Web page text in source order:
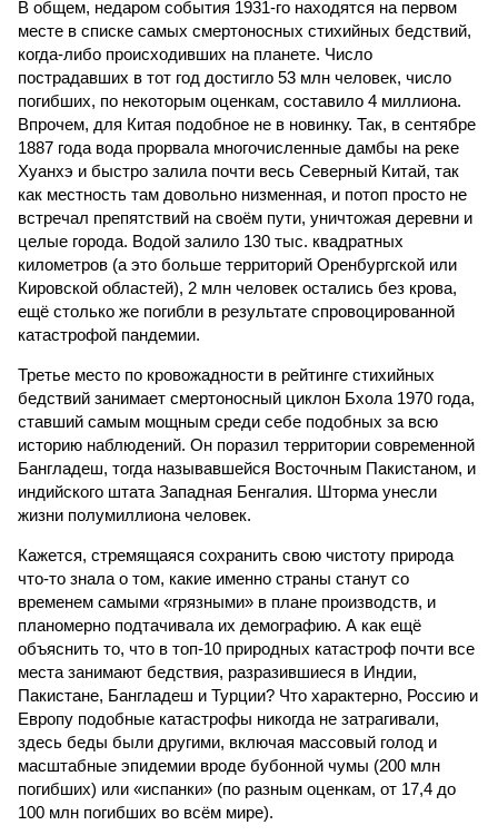
В общем, недаром события 1931-го находятся на первом
месте в списке самых смертоносных стихийных бедствий,
когда-либо происходивших на планете. Число
пострадавших в тот год достигло 53 млн человек, число
погибших, по некоторым оценкам, составило 4 миллиона.
Впрочем, для Китая подобное не в новинку. Так, в сентябре
1887 года вода прорвала многочисленные дамбы на реке
Хуанхэ и быстро залила почти весь Северный Китай, так
как местность там довольно низменная, и потоп просто не
встречал препятствий на своём пути, уничтожая деревни и
целые города. Водой залило 130 тыс. квадратных
километров (а это больше территорий Оренбургской или
Кировской областей), 2 млн человек остались без крова,
ещё столько же погибли в результате спровоцированной
катастрофой пандемии.
Третье место по кровожадности в рейтинге стихийных
бедствий занимает смертоносный циклон Бхола 1970 года,
ставший самым мощным среди себе подобных за всю
историю наблюдений. Он поразил территории современной
Бангладеш, тогда называвшейся Восточным Пакистаном, и
индийского штата Западная Бенгалия. Шторма унесли
жизни полумиллиона человек.
Кажется, стремящаяся сохранить свою чистоту природа
что-то знала о том, какие именно страны станут со
временем самыми «грязными» в плане производств, и
планомерно подтачивала их демографию. А как ещё
объяснить то, что в топ-10 природных катастроф почти все
места занимают бедствия, разразившиеся в Индии,
Пакистане, Бангладеш и Турции? Что характерно, Россию и
Европу подобные катастрофы никогда не затрагивали,
здесь беды были другими, включая массовый голод и
масштабные эпидемии вроде бубонной чумы (200 млн
погибших) или «испанки» (по разным оценкам, от 17,4 до
100 млн погибших во всём мире).